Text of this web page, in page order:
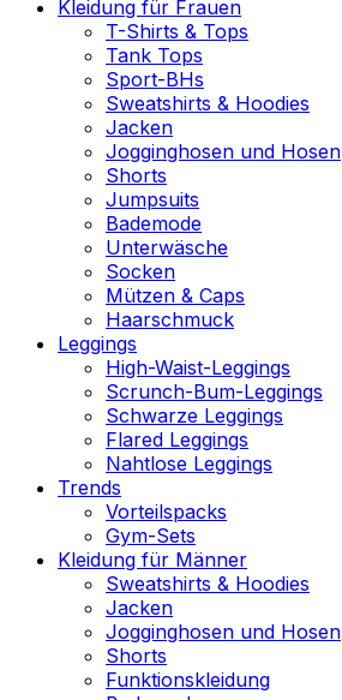
Kleidung für Frauen
T-Shirts & Tops
Tank Tops
Sport-BHs
Sweatshirts & Hoodies
Jacken
Jogginghosen und Hosen
Shorts
Jumpsuits
Bademode
Unterwäsche
Socken
Mützen & Caps
Haarschmuck
Leggings
High-Waist-Leggings
Scrunch-Bum-Leggings
Schwarze Leggings
Flared Leggings
Nahtlose Leggings
Trends
Vorteilspacks
Gym-Sets
Kleidung für Männer
Sweatshirts & Hoodies
Jacken
Jogginghosen und Hosen
Shorts
Funktionskleidung